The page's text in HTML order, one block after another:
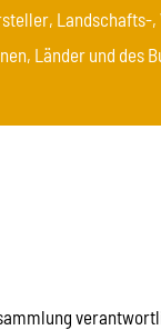
Landschafts-,
Länder und des